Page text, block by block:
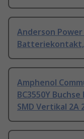
Anderson Power
Batteriekontakt,
Amphenol
BC3550Y
SMD Vertikal 2A